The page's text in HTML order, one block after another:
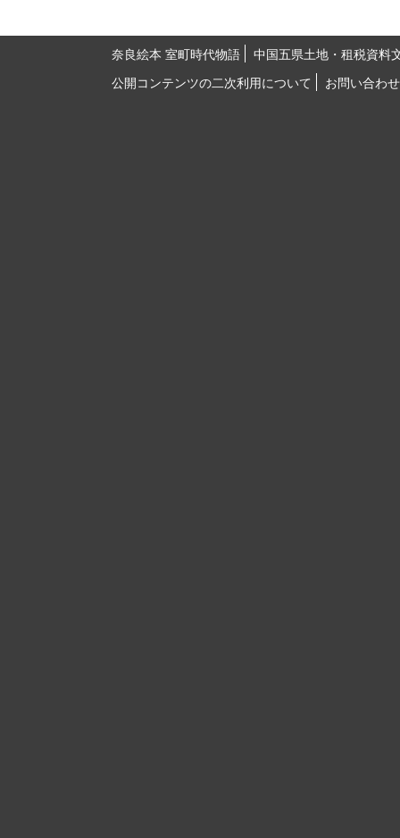
奈良絵本 室町時代物語
中国五県土地・租税資料
公開コンテンツの二次利用について
お問い合わせ